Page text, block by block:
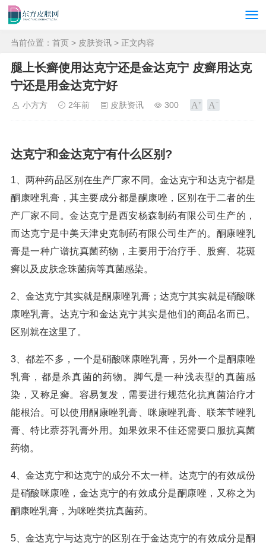
当前位置： 首页 > 皮肤资讯 > 正文内容
腿上长癣使用达克宁还是金达克宁 皮癣用达克
宁还是用金达克宁好
小方方 2年前 皮肤资讯 300
达克宁和金达克宁有什么区别?
1、两种药品区别在生产厂家不同。金达克宁和达克宁都是
酮康唑乳膏，其主要成分都是酮康唑，区别在于二者的生
产厂家不同。金达克宁是西安杨森制药有限公司生产的，
而达克宁是中美天津史克制药有限公司生产的。酮康唑乳
膏是一种广谱抗真菌药物，主要用于治疗手、股癣、花斑
癣以及皮肤念珠菌病等真菌感染。
2、金达克宁其实就是酮康唑乳膏；达克宁其实就是硝酸咪
康唑乳膏。达克宁和金达克宁其实是他们的商品名而已。
区别就在这里了。
3、都差不多，一个是硝酸咪康唑乳膏，另外一个是酮康唑
乳膏，都是杀真菌的药物。脚气是一种浅表型的真菌感
染，又称足癣。容易复发，需要进行规范化抗真菌治疗才
能根治。可以使用酮康唑乳膏、咪康唑乳膏、联苯苄唑乳
膏、特比萘芬乳膏外用。如果效果不佳还需要口服抗真菌
药物。
4、金达克宁和达克宁的成分不太一样。达克宁的有效成份
是硝酸咪康唑，金达克宁的有效成分是酮康唑，又称之为
酮康唑乳膏，为咪唑类抗真菌药。
5、金达克宁与达克宁的区别在于金达克宁的有效成分是酮